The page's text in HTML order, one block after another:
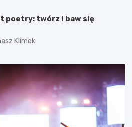
poetry: twórz i baw się
Klimek